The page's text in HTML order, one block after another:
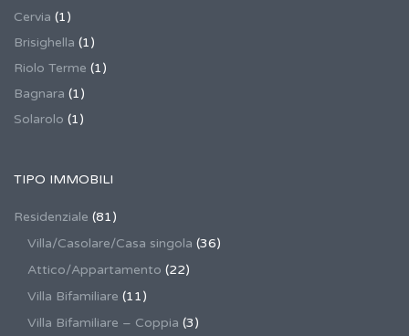
Cervia (1)
Brisighella (1)
Riolo Terme (1)
Bagnara (1)
Solarolo (1)
TIPO IMMOBILI
Residenziale (81)
Villa/Casolare/Casa singola (36)
Attico/Appartamento (22)
Villa Bifamiliare (11)
Villa Bifamiliare – Coppia (3)